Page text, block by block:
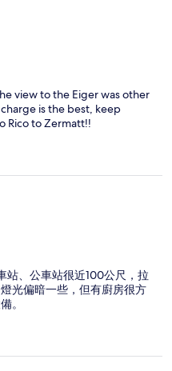
view to the Eiger was other
is the best, keep
Rico to Zermatt!!
站、公車站很近100公尺，拉
光偏暗一些，但有廚房很方
。